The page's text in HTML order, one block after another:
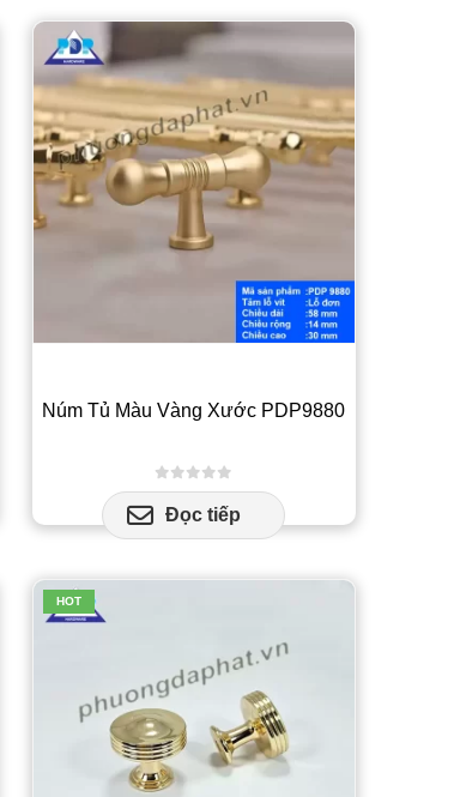
Núm Tủ Màu Vàng Xước PDP9880
0out of 5
Đọc tiếp
HOT